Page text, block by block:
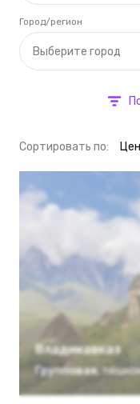
Выберите город
Город/регион
Cортировать по:
Владикавказ
Групповая,